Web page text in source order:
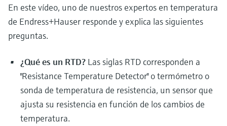
Visor de dispositivos
Encuentre información y documentación
Buscador de repuestos
Encuentre repuestos por raíz del producto,
código de pedido o número de serie
electromecánico
Medición de nivel por barrera de
Level measurement with pressure
Ver todos
Medición mediante transmisión de
microondas
Memosens technology
Ver todos
la transparencia de los procesos
para una toma de decisiones más
sólida y fundamentada
En este vídeo, uno de nuestros expertos en temperatura
de Endress+Hauser responde y explica las siguientes
preguntas.
¿Qué es un RTD? Las siglas RTD corresponden a
"Resistance Temperature Detector" o termómetro o
sonda de temperatura de resistencia, un sensor que
ajusta su resistencia en función de los cambios de
temperatura.